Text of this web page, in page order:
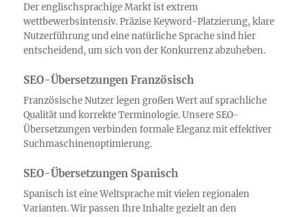
Der englischsprachige Markt ist extrem
wettbewerbsintensiv. Präzise Keyword-Platzierung, klare
Nutzerführung und eine natürliche Sprache sind hier
entscheidend, um sich von der Konkurrenz abzuheben.
SEO-Übersetzungen Französisch
Französische Nutzer legen großen Wert auf sprachliche
Qualität und korrekte Terminologie. Unsere SEO-
Übersetzungen verbinden formale Eleganz mit effektiver
Suchmaschinenoptimierung.
SEO-Übersetzungen Spanisch
Spanisch ist eine Weltsprache mit vielen regionalen
Varianten. Wir passen Ihre Inhalte gezielt an den